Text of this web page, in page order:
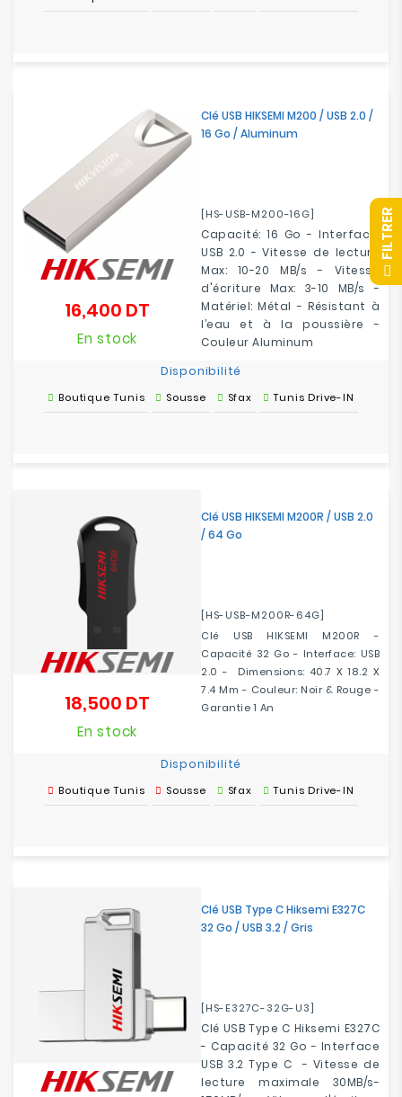
Clé USB HIKSEMI M200 / USB 2.0 /
16 Go / Aluminum
[HS-USB-M200-16G]
Capacité: 16 Go - Interface:
USB 2.0 - Vitesse de lecture
Max: 10-20 MB/s - Vitesse
d'écriture Max: 3-10 MB/s -
Matériel: Métal - Résistant à
l’eau et à la poussière -
Couleur Aluminum
16,400 DT
En stock
Disponibilité
Boutique Tunis Sousse Sfax Tunis Drive-IN
Clé USB HIKSEMI M200R / USB 2.0
/ 64 Go
[HS-USB-M200R-64G]
Clé USB HIKSEMI M200R -
Capacité 32 Go - Interface: USB
2.0 - Dimensions: 40.7 X 18.2 X
7.4 Mm - Couleur: Noir & Rouge -
Garantie 1 An
18,500 DT
En stock
Disponibilité
Boutique Tunis Sousse Sfax Tunis Drive-IN
Clé USB Type C Hiksemi E327C
32 Go / USB 3.2 / Gris
[HS-E327C-32G-U3]
Clé USB Type C Hiksemi E327C
- Capacité 32 Go - Interface
USB 3.2 Type C - Vitesse de
lecture maximale 30MB/s-
R